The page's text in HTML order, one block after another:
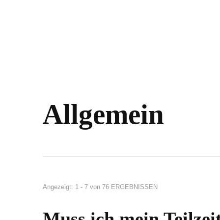
Allgemein
Angezeigt: 1 - 7 von 76 ERGEBNISSEN